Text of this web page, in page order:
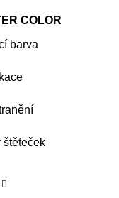
COLOR
barva
štěteček